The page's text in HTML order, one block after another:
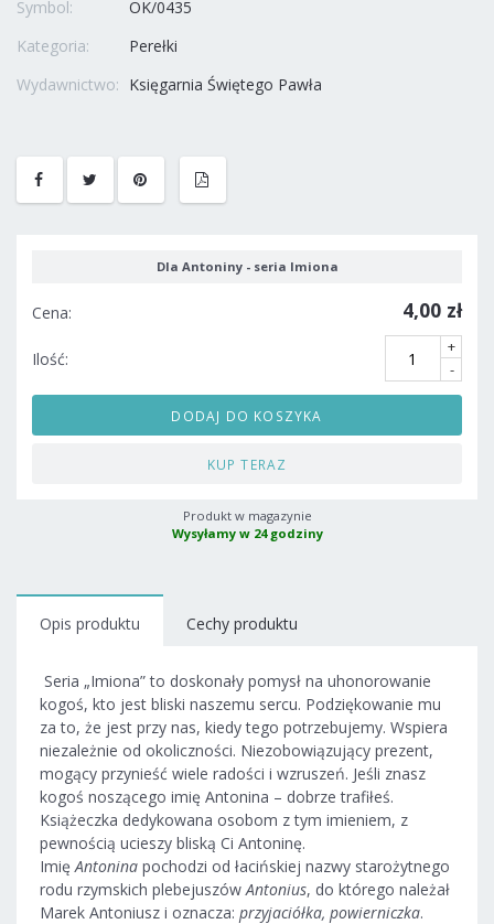
Symbol:
OK/0435
Kategoria:
Perełki
Wydawnictwo: Księgarnia Świętego Pawła
Dla Antoniny - seria Imiona
Cena: 4,00 zł
Ilość:
+
-
DODAJ DO KOSZYKA
KUP TERAZ
Produkt w magazynie
Wysyłamy w 24 godziny
Opis produktu Cechy produktu
Seria „Imiona” to doskonały pomysł na uhonorowanie
kogoś, kto jest bliski naszemu sercu. Podziękowanie mu
za to, że jest przy nas, kiedy tego potrzebujemy. Wspiera
niezależnie od okoliczności. Niezobowiązujący prezent,
mogący przynieść wiele radości i wzruszeń. Jeśli znasz
kogoś noszącego imię Antonina – dobrze trafiłeś.
Książeczka dedykowana osobom z tym imieniem, z
pewnością ucieszy bliską Ci Antoninę.
ImięAntonina pochodzi od łacińskiej nazwy starożytnego
rodu rzymskich plebejuszówAntonius, do którego należał
Marek Antoniusz i oznacza: przyjaciółka, powierniczka.